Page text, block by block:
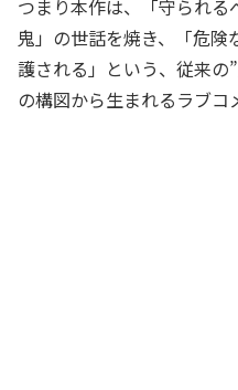
つまり本作は、「守られ
鬼」の世話を焼き、「危
護される」という、従来の
の構図から生まれるラブコ